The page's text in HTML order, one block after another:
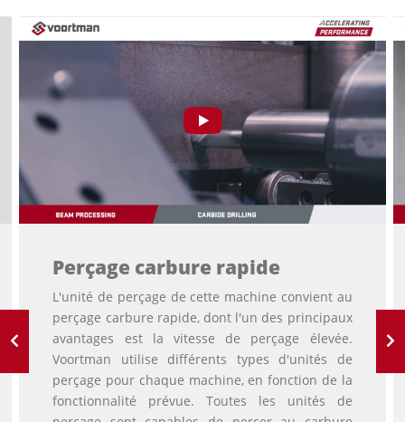
Perçage carbure rapide
L'unité de perçage de cette machine convient au
perçage carbure rapide, dont l'un des principaux
avantages est la vitesse de perçage élevée.
Voortman utilise différents types d'unités de
perçage pour chaque machine, en fonction de la
fonctionnalité prévue. Toutes les unités de